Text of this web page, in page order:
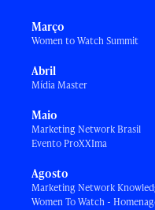
Março
Women to Watch Summit
Abril
Mídia Master
Maio
Marketing Network Brasil
Evento ProXXIma
Agosto
Marketing Network
Women To Watch -